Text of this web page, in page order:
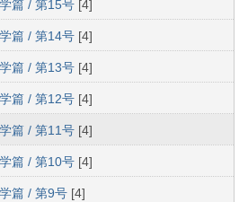
篇 / 第15号 [4]
篇 / 第14号 [4]
篇 / 第13号 [4]
篇 / 第12号 [4]
篇 / 第11号 [4]
篇 / 第10号 [4]
篇 / 第9号 [4]